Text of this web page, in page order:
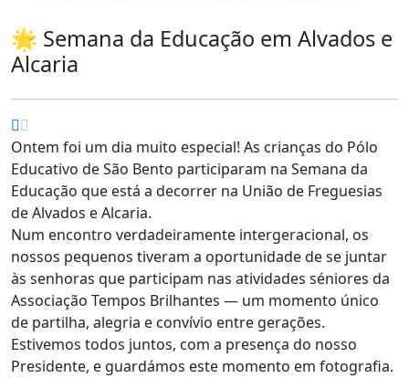
🌟 Semana da Educação em Alvados e
Alcaria
Ontem foi um dia muito especial! As crianças do Pólo
Educativo de São Bento participaram na Semana da
Educação que está a decorrer na União de Freguesias
de Alvados e Alcaria.
Num encontro verdadeiramente intergeracional, os
nossos pequenos tiveram a oportunidade de se juntar
às senhoras que participam nas atividades séniores da
Associação Tempos Brilhantes — um momento único
de partilha, alegria e convívio entre gerações.
Estivemos todos juntos, com a presença do nosso
Presidente, e guardámos este momento em fotografia.